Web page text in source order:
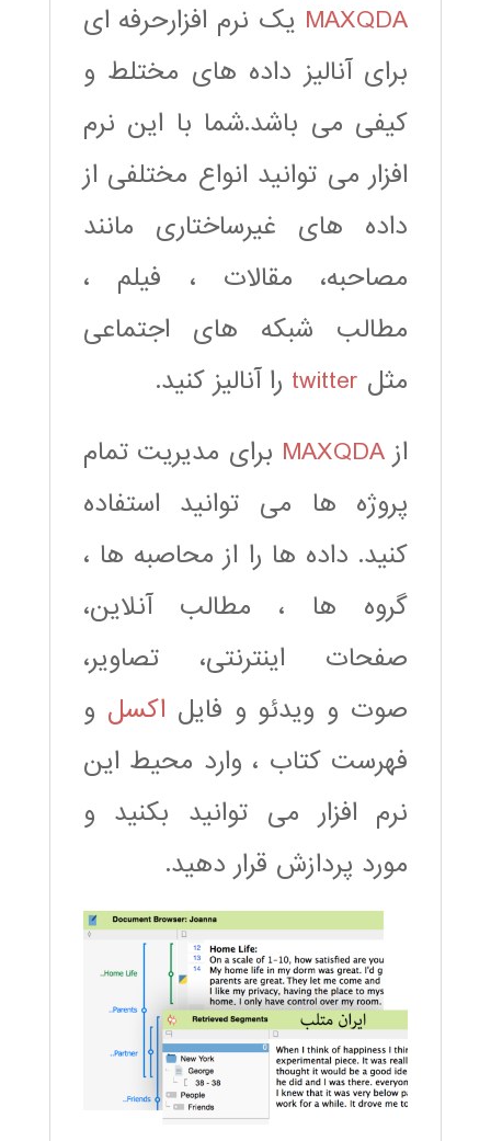
MAXQDA یک نرم افزارحرفه ای
برای آنالیز داده های مختلط و
کیفی می باشد.شما با این نرم
افزار می توانید انواع مختلفی از
داده های غیرساختاری مانند
مصاحبه، مقالات ، فیلم ،
مطالب شبکه های اجتماعی
مثل twitter را آنالیز کنید.
ازMAXQDA برای مدیریت تمام
پروژه ها می توانید استفاده
کنید. داده ها را از محاصبه ها ،
گروه ها ، مطالب آنلاین،
صفحات اینترنتی، تصاویر،
صوت و ویدئو و فایل اکسل و
فهرست کتاب ، وارد محیط این
نرم افزار می توانید بکنید و
مورد پردازش قرار دهید.